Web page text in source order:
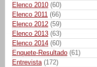
Elenco 2010 (60)
Elenco 2011 (66)
Elenco 2012 (59)
Elenco 2013 (63)
Elenco 2014 (60)
Enquete-Resultado (61)
Entrevista (172)